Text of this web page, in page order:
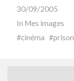
30/09/2005
In Mes images
cinéma
prison